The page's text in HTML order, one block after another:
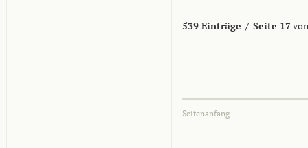
539 Einträge / Seite 17
Seitenanfang